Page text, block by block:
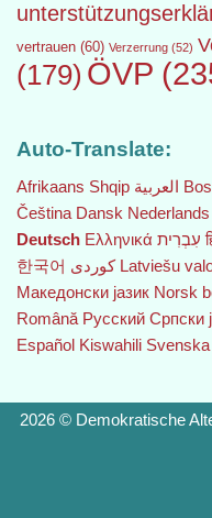
vertrauen (60) Verzerrung (52)
(179) ÖVP
Auto-Translate:
Afrikaans Shqip العربية
Čeština‎ Dansk Nederlands
Deutsch Ελληνικά עִבְרִית
한국어
Latviešu
Македонски јазик Norsk
Română Русский Српски
Español Kiswahili Svenska
2026 © Demokratische